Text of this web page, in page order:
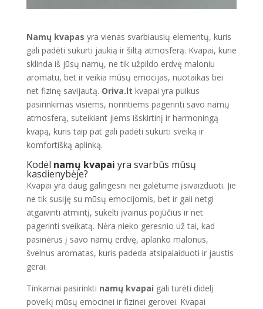
Namų kvapas yra vienas svarbiausių elementų, kuris
gali padėti sukurti jaukią ir šiltą atmosferą. Kvapai, kurie
sklinda iš jūsų namų, ne tik užpildo erdvę maloniu
aromatu, bet ir veikia mūsų emocijas, nuotaikas bei
net fizinę savijautą. Oriva.lt kvapai yra puikus
pasirinkimas visiems, norintiems pagerinti savo namų
atmosferą, suteikiant jiems išskirtinį ir harmoningą
kvapą, kuris taip pat gali padėti sukurti sveiką ir
komfortišką aplinką.
Kodėl namų kvapai yra svarbūs mūsų
kasdienybėje?
Kvapai yra daug galingesni nei galėtume įsivaizduoti. Jie
ne tik susiję su mūsų emocijomis, bet ir gali netgi
atgaivinti atmintį, sukelti įvairius pojūčius ir net
pagerinti sveikatą. Nėra nieko geresnio už tai, kad
pasinėrus į savo namų erdvę, aplanko malonus,
švelnus aromatas, kuris padeda atsipalaiduoti ir jaustis
gerai.
Tinkamai pasirinkti namų kvapai gali turėti didelį
poveikį mūsų emocinei ir fizinei gerovei. Kvapai